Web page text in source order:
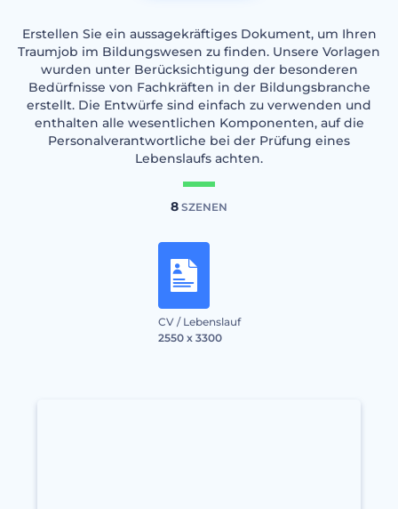
Erstellen Sie ein aussagekräftiges Dokument, um Ihren
Traumjob im Bildungswesen zu finden. Unsere Vorlagen
wurden unter Berücksichtigung der besonderen
Bedürfnisse von Fachkräften in der Bildungsbranche
erstellt. Die Entwürfe sind einfach zu verwenden und
enthalten alle wesentlichen Komponenten, auf die
Personalverantwortliche bei der Prüfung eines
Lebenslaufs achten.
8 SZENEN
CV / Lebenslauf
2550 x 3300